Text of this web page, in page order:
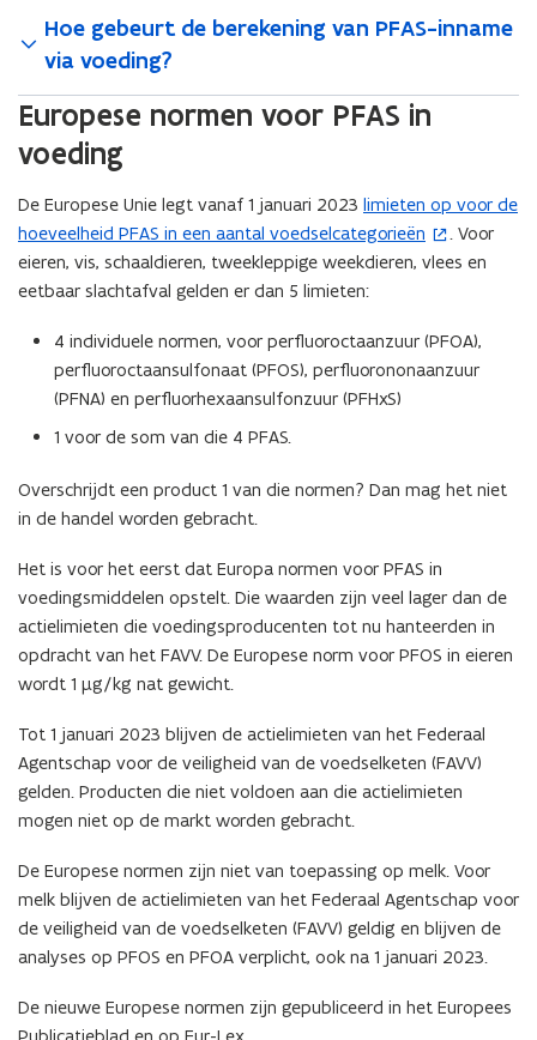
e
n
t
i
n
i
e
u
w
e
s
)
Hoe gebeurt de berekening van PFAS-inname
via voeding?
Europese normen voor PFAS in
voeding
De Europese Unie legt vanaf 1 januari 2023 limieten op voor de
hoeveelheid PFAS in een aantal voedselcategorieën
(
o
p
e
t
i
n
e
v
e
n
s
. Voor
eieren, vis, schaaldieren, tweekleppige weekdieren, vlees en
eetbaar slachtafval gelden er dan 5 limieten:
4 individuele normen, voor perfluoroctaanzuur (PFOA),
perfluoroctaansulfonaat (PFOS), perfluorononaanzuur
(PFNA) en perfluorhexaansulfonzuur (PFHxS)
1 voor de som van die 4 PFAS.
Overschrijdt een product 1 van die normen? Dan mag het niet
in de handel worden gebracht.
Het is voor het eerst dat Europa normen voor PFAS in
voedingsmiddelen opstelt. Die waarden zijn veel lager dan de
actielimieten die voedingsproducenten tot nu hanteerden in
opdracht van het FAVV. De Europese norm voor PFOS in eieren
wordt 1 µg/kg nat gewicht.
Tot 1 januari 2023 blijven de actielimieten van het Federaal
Agentschap voor de veiligheid van de voedselketen (FAVV)
gelden. Producten die niet voldoen aan die actielimieten
mogen niet op de markt worden gebracht.
De Europese normen zijn niet van toepassing op melk. Voor
melk blijven de actielimieten van het Federaal Agentschap voor
de veiligheid van de voedselketen (FAVV) geldig en blijven de
analyses op PFOS en PFOA verplicht, ook na 1 januari 2023.
De nieuwe Europese normen zijn gepubliceerd in het Europees